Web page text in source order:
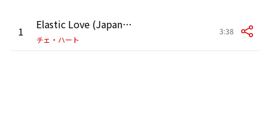
1 Elastic Love (Japanese ver.)
チェ・ハート
3:38